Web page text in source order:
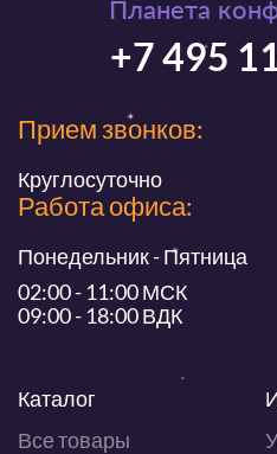
Планета
+7 495
Прием звонков:
Круглосуточно
Работа офиса:
Понедельник - Пятница
02:00 - 11:00 МСК
09:00 - 18:00 ВДК
Каталог
Все товары